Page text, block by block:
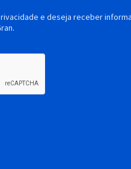
e deseja receber